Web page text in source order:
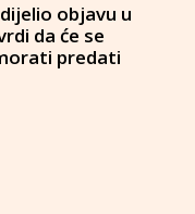
objavu u
da će se
predati